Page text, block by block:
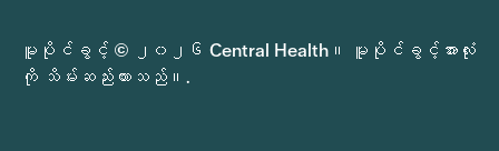
မူပိုင်ခွင့် © ၂၀၂၆ Central Health။ မူပိုင်ခွင့်အားလုံး
ကို သိမ်းဆည်းထားသည်။.